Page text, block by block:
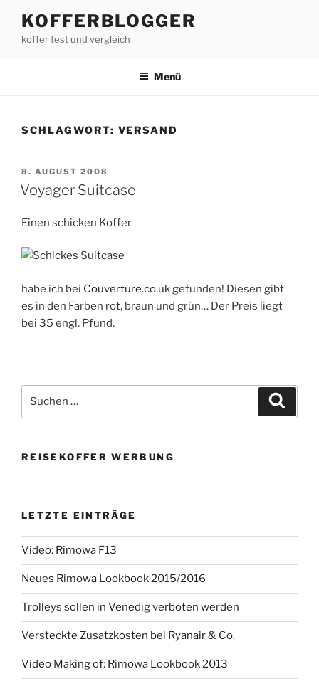
Inhalt
springen
KOFFERBLOGGER
koffer test und vergleich
Menü
SCHLAGWORT: VERSAND
VERÖFFENTLICHT
AM
8. AUGUST 2008
Voyager Suitcase
Einen schicken Koffer
habe ich bei Couverture.co.ukgefunden! Diesen gibt
es in den Farben rot, braun und grün… Der Preis liegt
bei 35 engl. Pfund.
nach:
REISEKOFFER WERBUNG
LETZTE EINTRÄGE
Video: Rimowa F13
Neues Rimowa Lookbook 2015/2016
Trolleys sollen in Venedig verboten werden
Versteckte Zusatzkosten bei Ryanair & Co.
Video Making of: Rimowa Lookbook 2013